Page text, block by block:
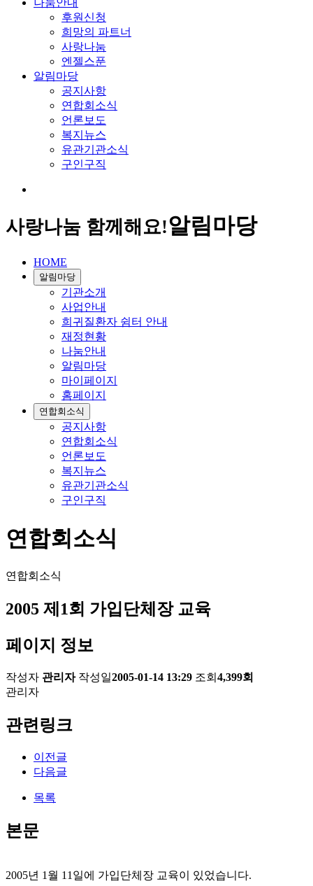
후원신청
희망의 파트너
사랑나눔
엔젤스푼
알림마당
공지사항
연합회소식
언론보도
복지뉴스
유관기관소식
구인구직
사랑나눔 함께해요!알림마당
HOME
알림마당
기관소개
사업안내
희귀질환자 쉼터 안내
재정현황
나눔안내
알림마당
마이페이지
홈페이지
연합회소식
공지사항
연합회소식
언론보도
복지뉴스
유관기관소식
구인구직
연합회소식
연합회소식
2005 제1회 가입단체장 교육
페이지 정보
작성자 관리자 작성일2005-01-14 13:29 조회 4,399회
관리자
관련링크
이전글
다음글
목록
본문
2005년 1월 11일에 가입단체장 교육이 있었습니다.